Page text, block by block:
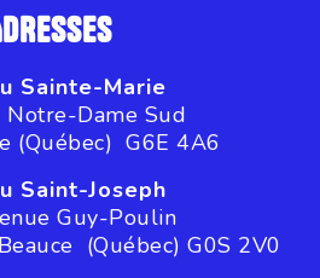
Sainte-Marie
Notre-Dame Sud
(Québec) G6E 4A6
Saint-Joseph
Guy-Poulin
(Québec) G0S 2V0